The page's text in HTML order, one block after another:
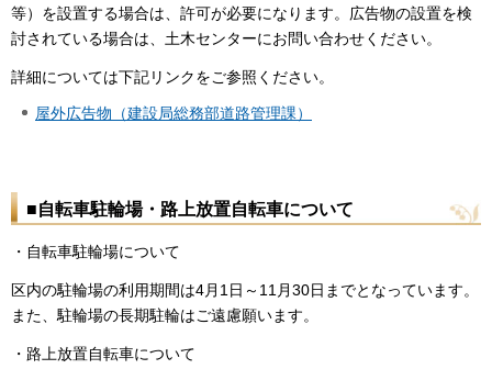
等）を設置する場合は、許可が必要になります。広告物の設置を検
討されている場合は、土木センターにお問い合わせください。
詳細については下記リンクをご参照ください。
屋外広告物（建設局総務部道路管理課）
■自転車駐輪場・路上放置自転車について
・自転車駐輪場について
区内の駐輪場の利用期間は4月1日～11月30日までとなっています。
また、駐輪場の長期駐輪はご遠慮願います。
・路上放置自転車について